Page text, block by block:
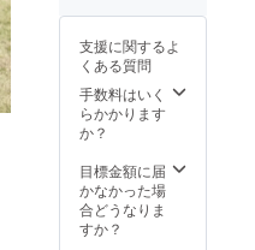
ど市販
価格が
変更と
なる場
合がご
ざいま
予定価
【40％
オフ】
となり
ます。
ご支援
て送料
込みの
価格で
す。 ※
支援に関するよ
くある質問
手数料はいく
らかかります
か？
目標金額に届
かなかった場
合どうなりま
すか？